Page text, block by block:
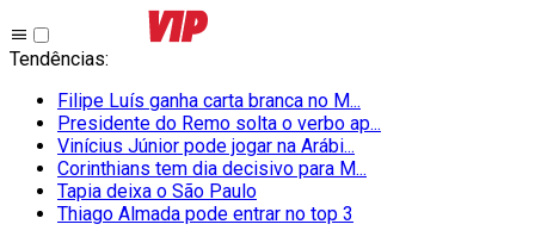
Tendências:
Filipe Luís ganha carta branca no M...
Presidente do Remo solta o verbo ap...
Vinícius Júnior pode jogar na Arábi...
Corinthians tem dia decisivo para M...
Tapia deixa o São Paulo
Thiago Almada pode entrar no top 3